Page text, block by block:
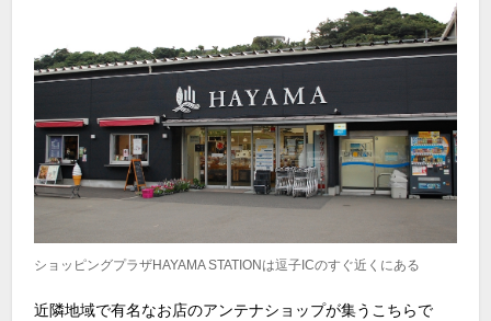
ショッピングプラザHAYAMA STATIONは逗子ICのすぐ近くにある
近隣地域で有名なお店のアンテナショップが集うこちらで